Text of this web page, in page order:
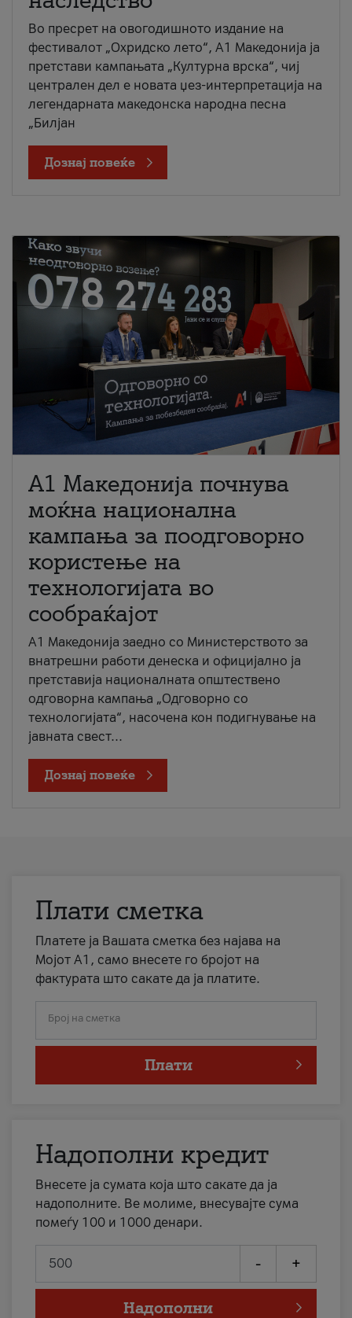
Во пресрет на овогодишното издание на
фестивалот „Охридско лето“, А1 Македонија ја
претстави кампањата „Културна врска“, чиј
централен дел е новата џез-интерпретација на
легендарната македонска народна песна
„Билјан
Дознај повеќе
A1 Македонија почнува
моќна национална
кампања за поодговорно
користење на
технологијата во
сообраќајот
A1 Македонија заедно со Министерството за
внатрешни работи денеска и официјално ја
претставија националната општествено
одговорна кампања „Одговорно со
технологијата“, насочена кон подигнување на
јавната свест...
Дознај повеќе
Плати сметка
Платете ја Вашата сметка без најава на
Мојот А1, само внесете го бројот на
фактурата што сакате да ја платите.
Број на сметка
Плати
Надополни кредит
Внесете ја сумата која што сакате да ја
надополните. Ве молиме, внесувајте сума
помеѓу 100 и 1000 денари.
- +
Надополни